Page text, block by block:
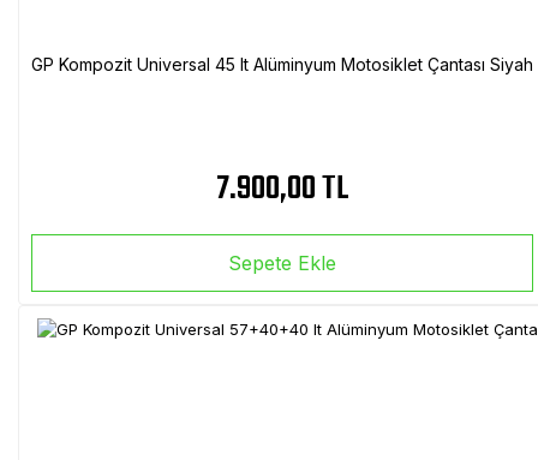
GP Kompozit Universal 45 lt Alüminyum Motosiklet Çantası Siyah
7.900,00 TL
Sepete Ekle